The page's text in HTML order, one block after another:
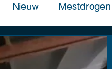
Nieuw Mestdrogen
Pluimveebedrijven